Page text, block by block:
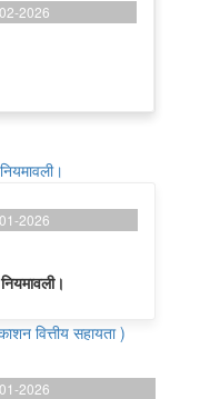
2026
2026
वित्तीय सहायता )
2026